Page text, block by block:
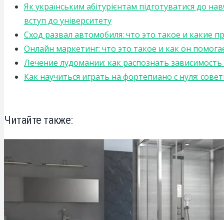
Як українським абітурієнтам підготуватися до
вступ до університету
Сход развал автомобиля: что это такое и какие
Онлайн маркетинг: что это такое и как он
Лечение лудомании: как распознать
Как научиться играть на фортепиано с нуля:
Читайте также: